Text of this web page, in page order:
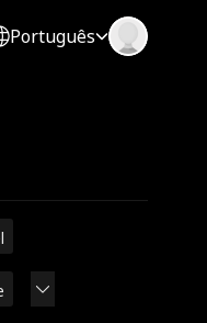
Português